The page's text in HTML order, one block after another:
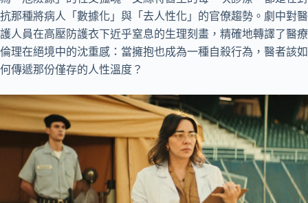
抗那種將病人「數據化」與「去人性化」的官僚趨勢。劇中對醫
護人員在高壓防護衣下近乎窒息的生理刻畫，精確地轉譯了醫療
倫理在絕境中的沈重感：當擁抱也成為一種自殺行為，醫者該如
何傳遞那份僅存的人性溫度？